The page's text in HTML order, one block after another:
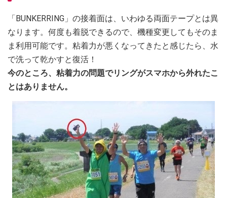
「BUNKERRING」の接着面は、いわゆる両面テープとは異
なります。何度も着脱できるので、機種変更してもそのま
ま利用可能です。粘着力が悪くなってきたと感じたら、水
で洗って乾かすと復活！
今のところ、粘着力の問題でリングがスマホから外れたこ
とはありません。